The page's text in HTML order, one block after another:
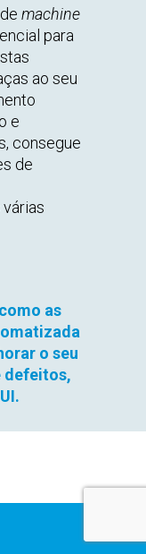
machine
para
ao seu
e
consegue
de
as
o seu
defeitos,